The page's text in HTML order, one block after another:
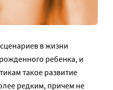
в жизни
ребенка, и
такое развитие
редким, причем не